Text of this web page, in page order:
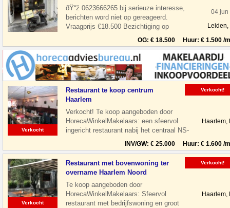
ðŸ“ž 0623666265 bij serieuze interesse,
berichten word niet op gereageerd.
Vraagprijs €18.500 Bezichtiging op
afspraak Overname horeca zaak in leiden
04 jun
Leiden,
OG: € 18.500 Huur: € 1.500 /
Verkocht
Restaurant te koop centrum
Haarlem
Verkocht! Te koop aangeboden door
HorecaWinkelMakelaars: een sfeervol
ingericht restaurant nabij het centraal NS-
Station te Haarlem. Het restaurant is
Haarlem,
INV/GW: € 25.000 Huur: € 1.600 /
Verkocht!
Verkocht
Restaurant met bovenwoning ter
overname Haarlem Noord
Te koop aangeboden door
HorecaWinkelMakelaars: Sfeervol
restaurant met bedrijfswoning en groot
Haarlem,
Verkocht!